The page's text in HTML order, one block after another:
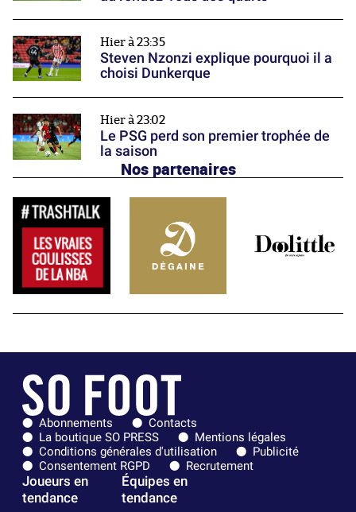
Hier à 23:35
Steven Nzonzi explique pourquoi il a
choisi Dunkerque
Hier à 23:02
Le PSG perd son premier trophée de
la saison
Nos partenaires
Abonnements
Contacts
La boutique SO PRESS
Mentions légales
Conditions générales d'utilisation
Publicité
Consentement RGPD
Recrutement
Joueurs en
tendance
Équipes en
tendance